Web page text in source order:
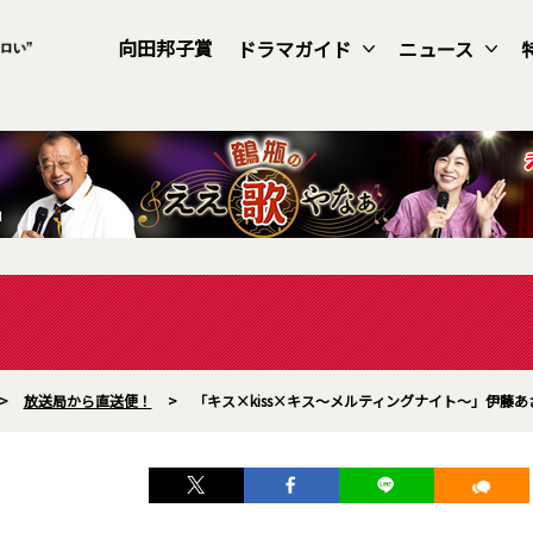
向田邦子賞 ドラマガイド ニュース
放送局から直送便！ > 「キス×kiss×キス～メルティングナイト～」伊藤